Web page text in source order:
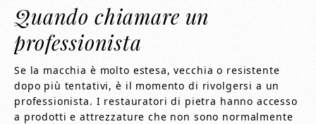
Quando chiamare un
professionista
Se la macchia è molto estesa, vecchia o resistente
dopo più tentativi, è il momento di rivolgersi a un
professionista. I restauratori di pietra hanno accesso
a prodotti e attrezzature che non sono normalmente